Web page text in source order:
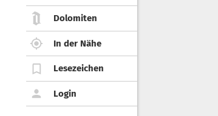
Dolomiten
In der Nähe
Lesezeichen
Login